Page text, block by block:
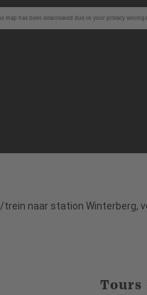
map has been deactivated due to your privacy
trein naar station Winterberg,
Tours